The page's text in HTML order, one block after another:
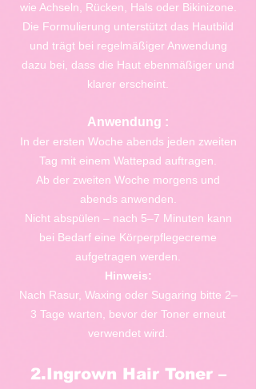
wie Achseln, Rücken, Hals oder Bikinizone.
Die Formulierung unterstützt das Hautbild
und trägt bei regelmäßiger Anwendung
dazu bei, dass die Haut ebenmäßiger und
klarer erscheint.
Anwendung :
In der ersten Woche abends jeden zweiten
Tag mit einem Wattepad auftragen.
Ab der zweiten Woche morgens und
abends anwenden.
Nicht abspülen – nach 5–7 Minuten kann
bei Bedarf eine Körperpflegecreme
aufgetragen werden.
Hinweis:
Nach Rasur, Waxing oder Sugaring bitte 2–
3 Tage warten, bevor der Toner erneut
verwendet wird.
2.Ingrown Hair Toner –